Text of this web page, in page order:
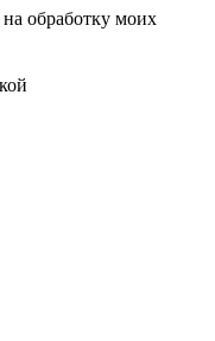
обработку моих